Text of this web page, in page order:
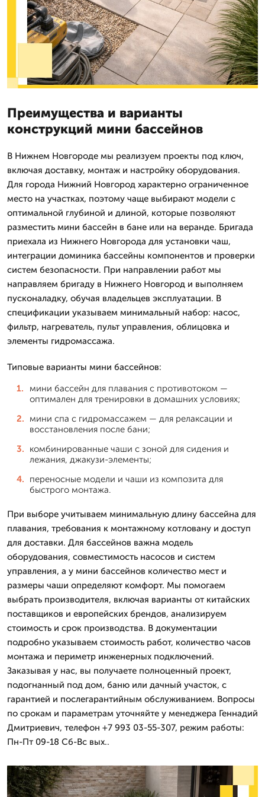
Преимущества и варианты
конструкций мини бассейнов
В Нижнем Новгороде мы реализуем проекты под ключ,
включая доставку, монтаж и настройку оборудования.
Для города Нижний Новгород характерно ограниченное
место на участках, поэтому чаще выбирают модели с
оптимальной глубиной и длиной, которые позволяют
разместить мини бассейн в бане или на веранде. Бригада
приехала из Нижнего Новгорода для установки чаш,
интеграции доминика бассейны компонентов и проверки
систем безопасности. При направлении работ мы
направляем бригаду в Нижнего Новгород и выполняем
пусконаладку, обучая владельцев эксплуатации. В
спецификации указываем минимальный набор: насос,
фильтр, нагреватель, пульт управления, облицовка и
элементы гидромассажа.
Типовые варианты мини бассейнов:
мини бассейн для плавания с противотоком —
оптимален для тренировки в домашних условиях;
мини спа с гидромассажем — для релаксации и
восстановления после бани;
комбинированные чаши с зоной для сидения и
лежания, джакузи-элементы;
переносные модели и чаши из композита для
быстрого монтажа.
При выборе учитываем минимальную длину бассейна для
плавания, требования к монтажному котловану и доступ
для доставки. Для бассейнов важна модель
оборудования, совместимость насосов и систем
управления, а у мини бассейнов количество мест и
размеры чаши определяют комфорт. Мы помогаем
выбрать производителя, включая варианты от китайских
поставщиков и европейских брендов, анализируем
стоимость и срок производства. В документации
подробно указываем стоимость работ, количество часов
монтажа и периметр инженерных подключений.
Заказывая у нас, вы получаете полноценный проект,
подогнанный под дом, баню или дачный участок, с
гарантией и послегарантийным обслуживанием. Вопросы
по срокам и параметрам уточняйте у менеджера Геннадий
Дмитриевич, телефон +7 993 03-55-307, режим работы:
Пн-Пт 09-18 Сб-Вс вых..